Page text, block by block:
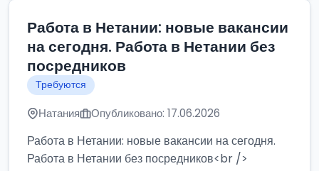
Работа в Нетании: новые вакансии
на сегодня. Работа в Нетании без
посредников
Требуются
Натания Опубликовано: 17.06.2026
Работа в Нетании: новые вакансии на сегодня.
Работа в Нетании без посредников<br />